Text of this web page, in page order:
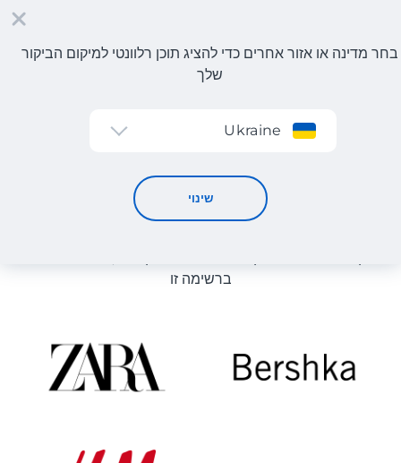
בחר מדינה או אזור אחרים כדי להציג תוכן רלוונטי למיקום הביקור
שלך
Ukraine
שינוי
קטלוג חנויות
קטלוג חנויות
ברשימה זו